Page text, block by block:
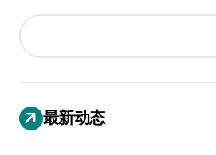
最新动态